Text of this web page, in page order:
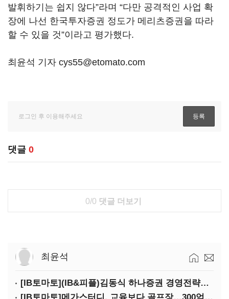
발휘하기는 쉽지 않다”라며 “다만 공격적인 사업 확
장에 나선 한국투자증권 정도가 메리츠증권을 따라
할 수 있을 것”이라고 평가했다.
최윤석 기자 cys55@etomato.com
댓글 0
0/0 댓글 더보기
최윤석
[IB토마토](IB&피플)김동식 하나증권 경영전략본부장